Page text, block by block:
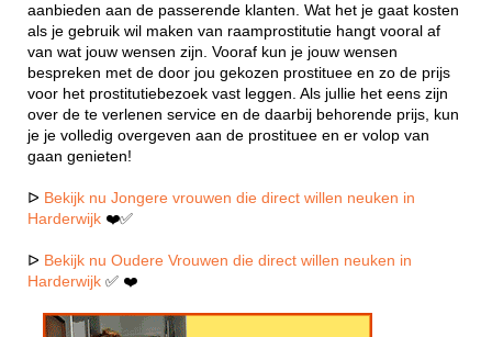
aanbieden aan de passerende klanten. Wat het je gaat kosten
als je gebruik wil maken van raamprostitutie hangt vooral af
van wat jouw wensen zijn. Vooraf kun je jouw wensen
bespreken met de door jou gekozen prostituee en zo de prijs
voor het prostitutiebezoek vast leggen. Als jullie het eens zijn
over de te verlenen service en de daarbij behorende prijs, kun
je je volledig overgeven aan de prostituee en er volop van
gaan genieten!
ᐅ Bekijk nu Jongere vrouwen die direct willen neuken in
Harderwijk ❤️✅
ᐅ Bekijk nu Oudere Vrouwen die direct willen neuken in
Harderwijk ✅ ❤️